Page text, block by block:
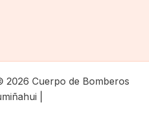
2026 Cuerpo de Bomberos
|